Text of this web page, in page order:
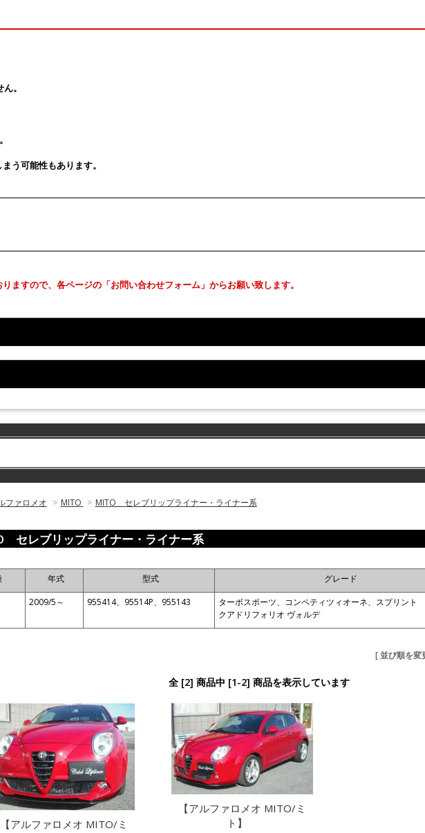
。
う可能性もあります。
ますので、各ページの「お問い合わせフォーム」からお願い致します。
ファロメオ > MITO > MITO セレブリップライナー・ライナー系
セレブリップライナー・ライナー系
年式 型式 グレード
2009/5～
955414、95514P、955143
ターボスポーツ、コンペティツィオーネ、スプリント
クアドリフォリオ ヴォルデ
[ 並び順を変
全 [2] 商品中 [1-2] 商品を表示しています
【アルファロメオ MITO/ミ
【アルファロメオ MITO/ミ
ト】